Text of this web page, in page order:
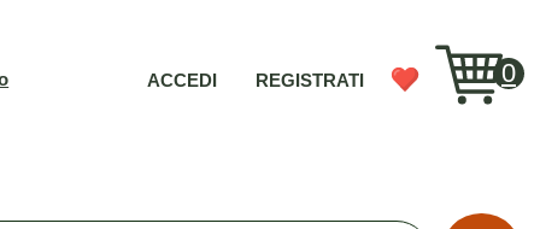
ACCEDI REGISTRATI 0